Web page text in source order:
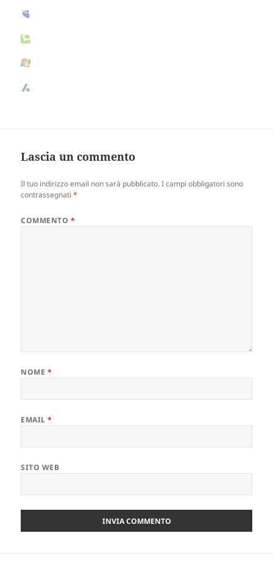
Lascia un commento
Il tuo indirizzo email non sarà pubblicato. I campi obbligatori sono
contrassegnati*
COMMENTO *
NOME *
EMAIL*
SITO WEB